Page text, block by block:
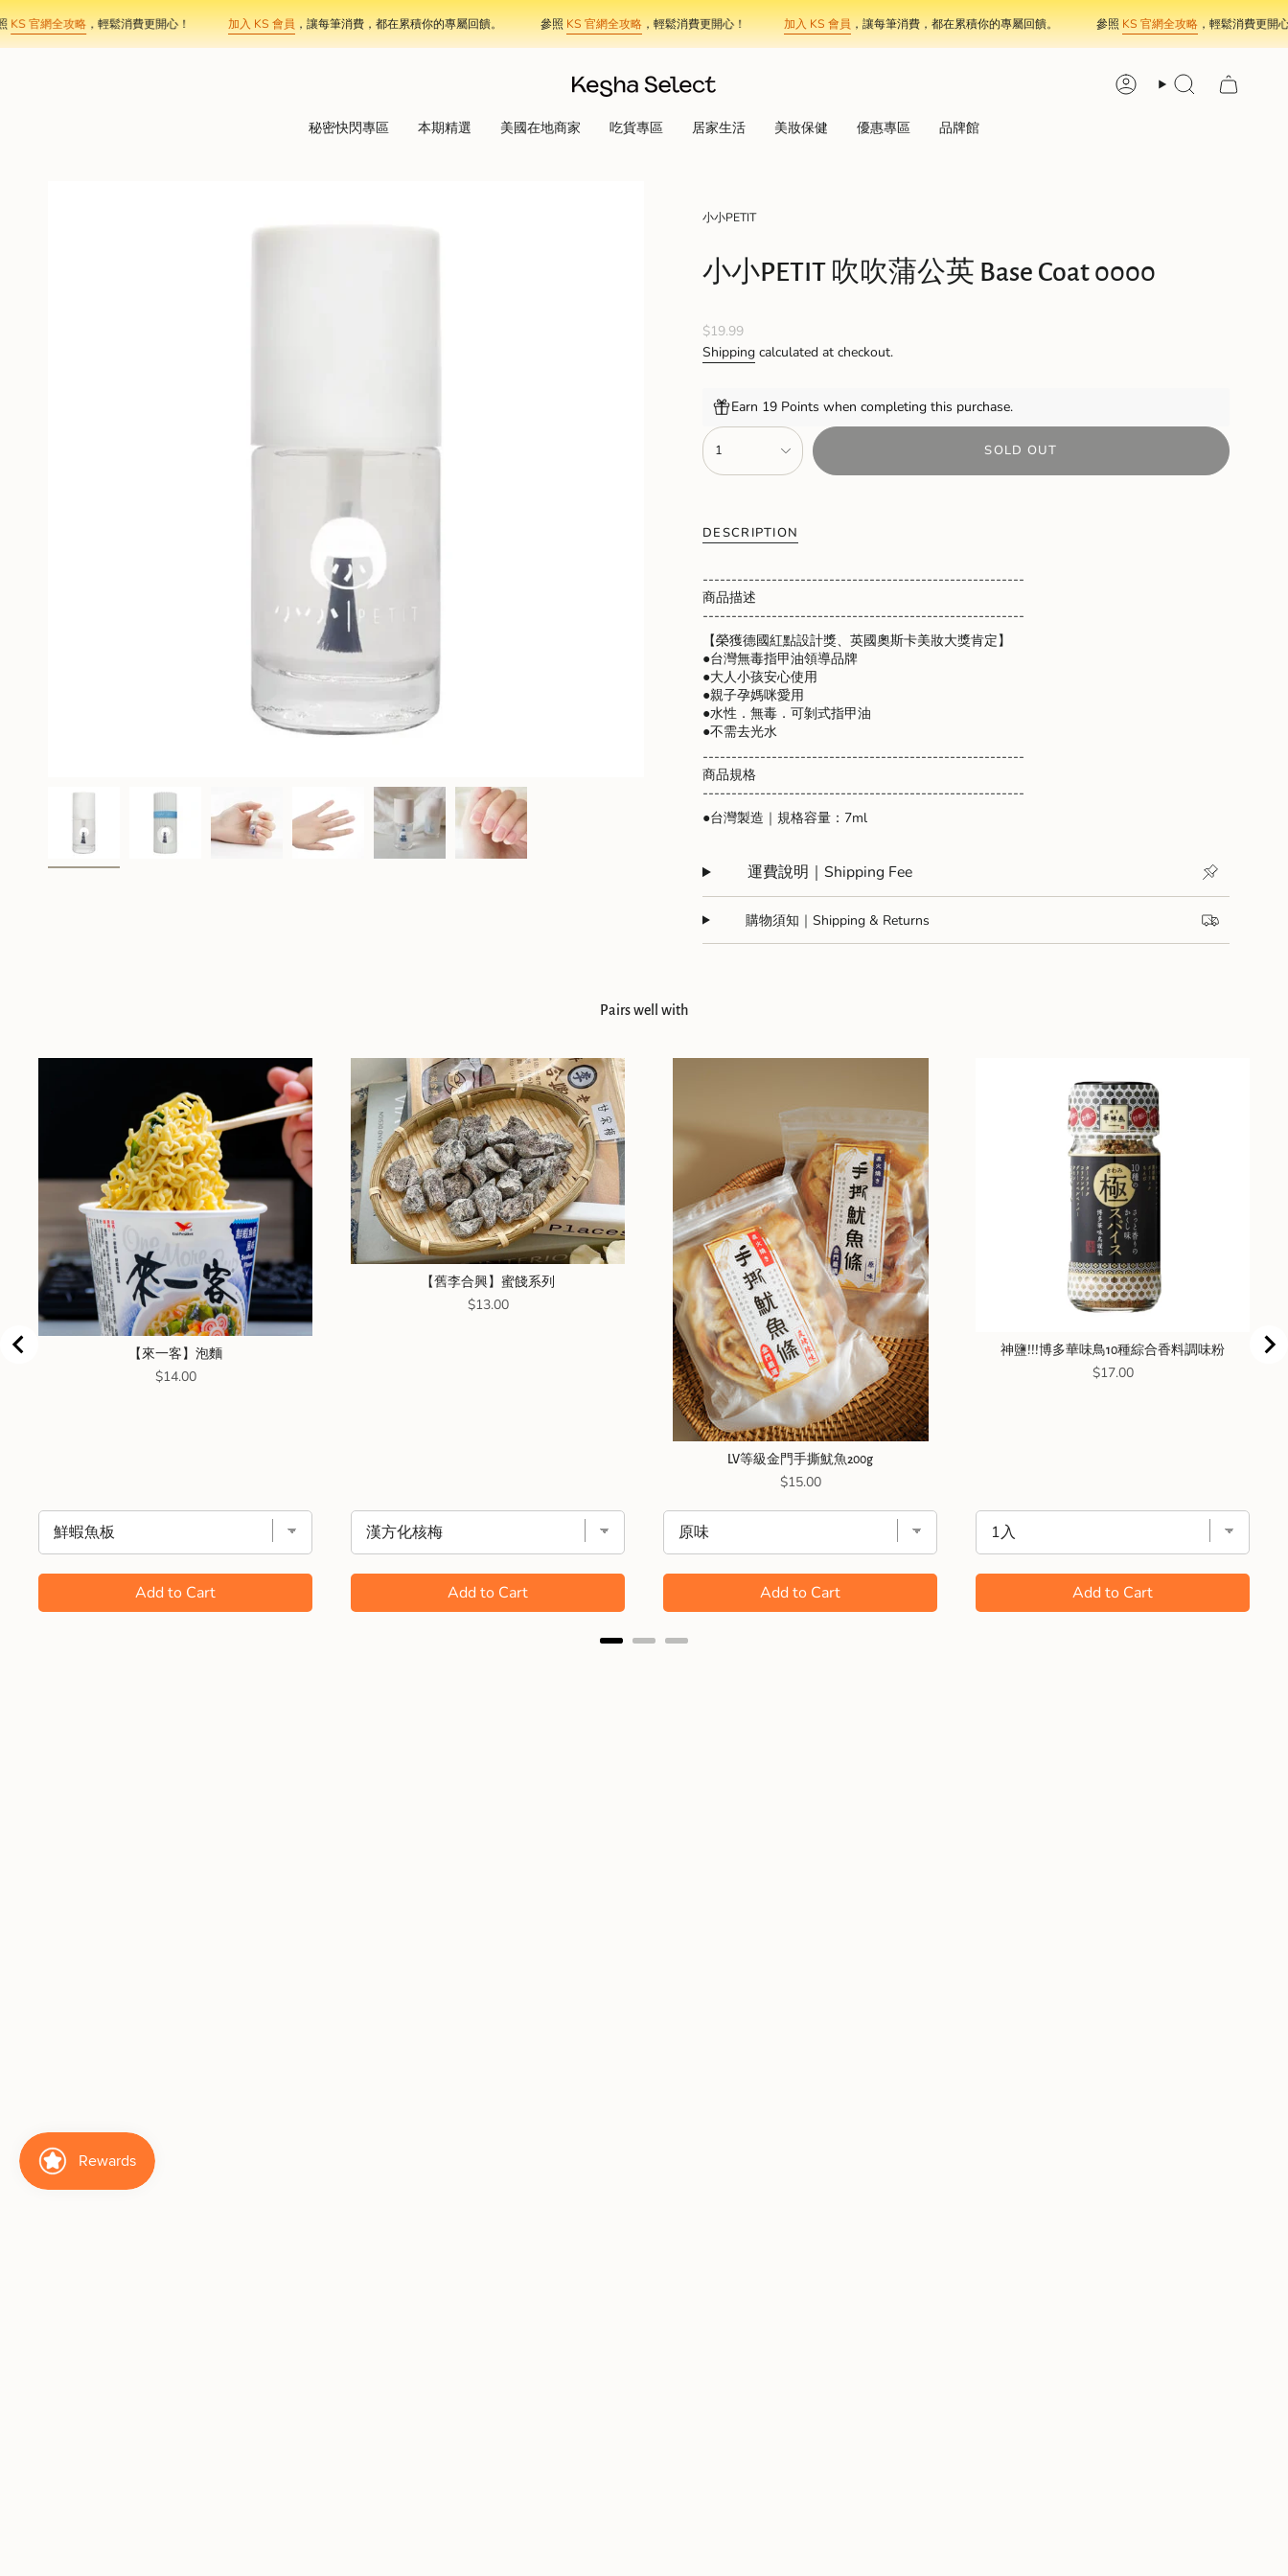
Skip
to
content
網全攻略，輕鬆消費更開心！ 加入 KS 會員，讓每筆消費，都在累積你的專屬回饋。 KS 官網全攻略，輕鬆消費更開心！ 加入 KS 會員，讓每筆消費，都在累積你的專屬回饋。 KS 官網全攻略，輕鬆消費更開心！
AccountSearch
秘密快閃專區 本期精選 美國在地商家 吃貨專區 居家生活 美妝保健 優惠專區 品牌館
小小PETIT
小小PETIT 吹吹蒲公英 Base Coat 0000
Regular
price
$19.99
Shipping calculated at checkout.
Earn 19 Points when completing this purchase.
{"in_cart_html"=>"
<span
class=\"quantity-
quantity
}}
in
cart",
"decrease"=>"Decrease
quantity
for
{{
product
}}",
"multiples_of"=>"Increments
{{
quantity
}}",
"minimum_of"=>"Minimum
quantity
of
{{
1 SOLD OUT
DESCRIPTION
--------------------------------------------------------
商品描述
--------------------------------------------------------
【榮獲德國紅點設計獎、英國奧斯卡美妝大獎肯定】
●台灣無毒指甲油領導品牌
●大人小孩安心使用
●親子孕媽咪愛用
●水性．無毒．可剝式指甲油
●不需去光水
--------------------------------------------------------
商品規格
--------------------------------------------------------
●台灣製造｜規格容量：7ml
運費說明｜Shipping Fee
購物須知｜Shipping & Returns
Pairs well with
【來一客】泡麵
Price
$14.00
Add to Cart
【舊李合興】蜜餞系列
Price
$13.00
Add to Cart
LV等級金門手撕魷魚200g
Price
$15.00
Add to Cart
神鹽!!!博多華味鳥10種綜合香料調味粉
Price
$17.00
Add to Cart